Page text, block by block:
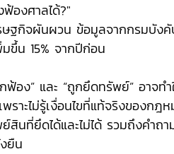
องศาลได้?"
ษฐกิจผันผวน ข้อมูลจากกรมบัง
ขึ้น 15% จากปีก่อน
ฟ้อง” และ “ถูกยึดทรัพย์” อาจท
าะไม่รู้เงื่อนไขที่แท้จริงของกฎห
สินที่ยึดได้และไม่ได้ รวมถึงคำถ
ยืน